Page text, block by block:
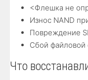
<Флешка не
Износ NAND
Повреждение
Сбой файловой
Что